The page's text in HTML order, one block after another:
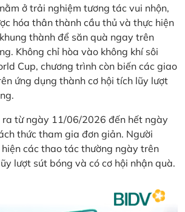
nằm ở trải nghiệm tương tác vui nhộn,
hóa thân thành cầu thủ và thực hiện
thành để săn quà ngay trên
Không chỉ hòa vào không khí sôi
Cup, chương trình còn biến các giao
ứng dụng thành cơ hội tích lũy lượt
ra từ ngày 11/06/2026 đến hết ngày
thức tham gia đơn giản. Người
các thao tác thường ngày trên
lượt sút bóng và có cơ hội nhận quà.